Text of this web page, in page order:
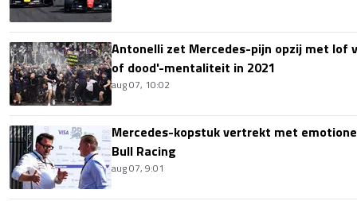
Antonelli zet Mercedes-pijn opzij met lof
of dood'-mentaliteit in 2021
aug 07, 10:02
Mercedes-kopstuk vertrekt met
Bull Racing
aug 07, 9:01